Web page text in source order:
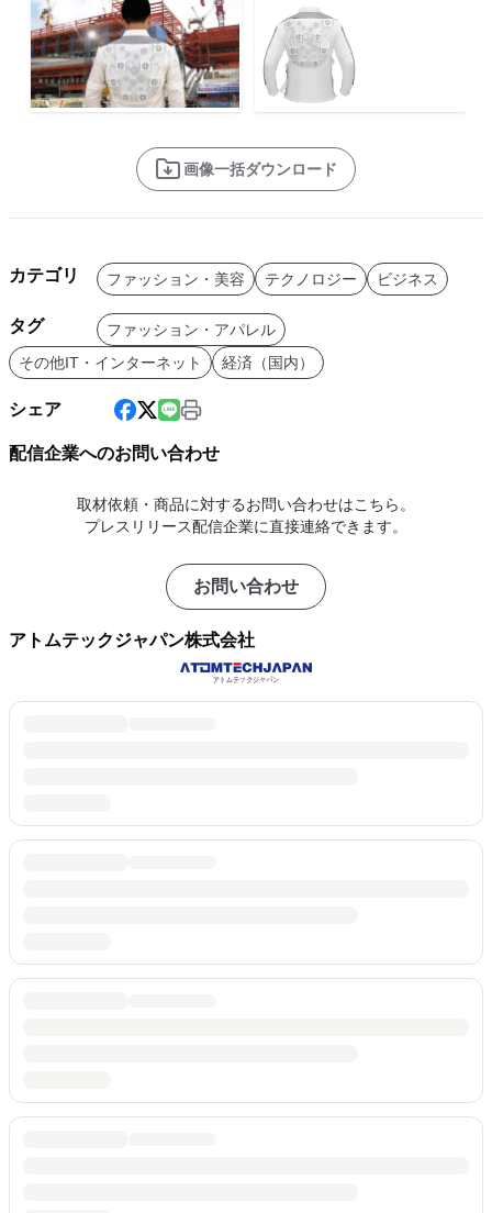
画像一括ダウンロード
カテゴリ ファッション・美容 テクノロジー ビジネス
タグ
ファッション・アパレル
その他IT・インターネット
経済（国内）
シェア
配信企業へのお問い合わせ
取材依頼・商品に対するお問い合わせはこちら。
プレスリリース配信企業に直接連絡できます。
お問い合わせ
アトムテックジャパン株式会社